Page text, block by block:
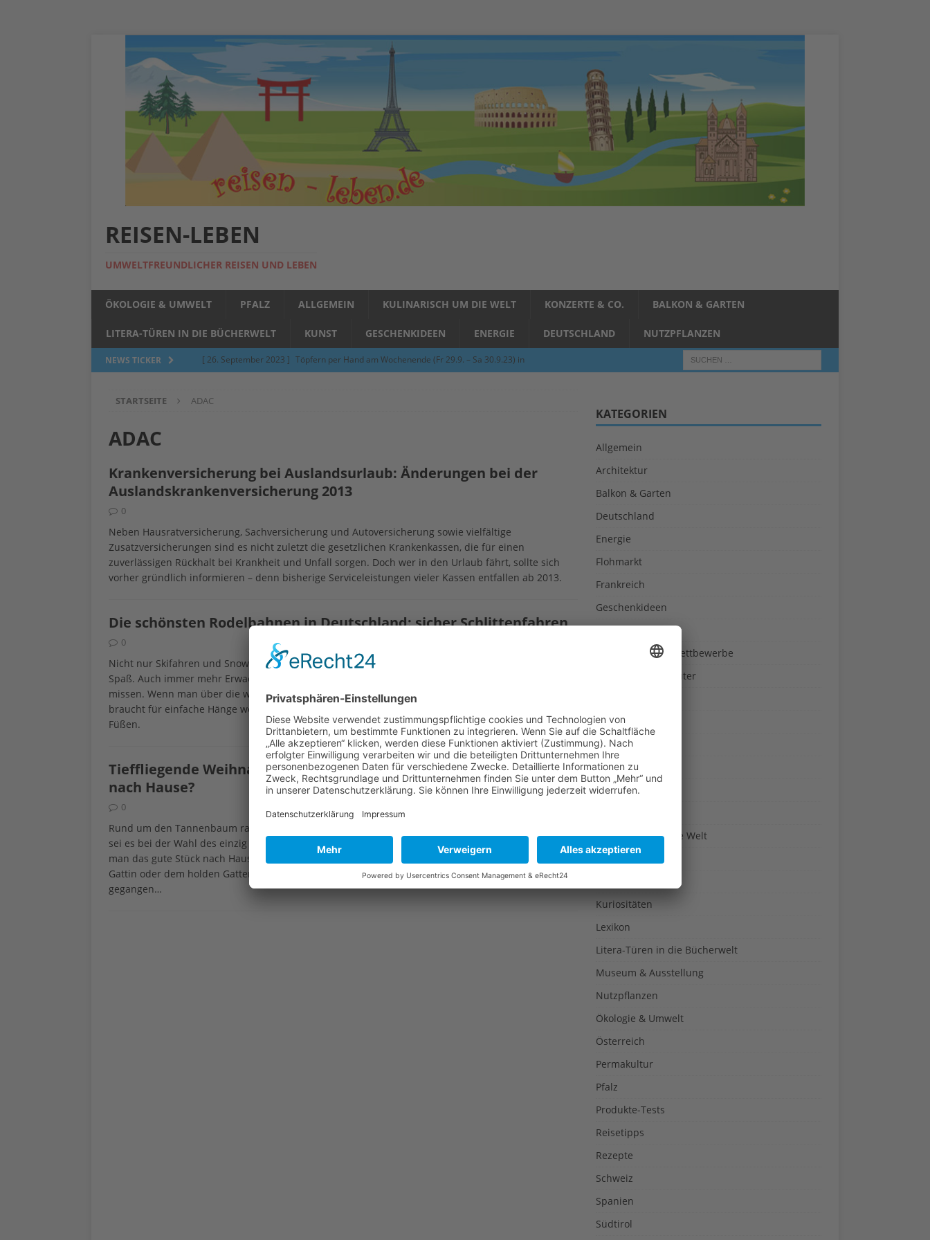
REISEN-LEBEN
UMWELTFREUNDLICHER REISEN UND LEBEN
ÖKOLOGIE & UMWELT PFALZ ALLGEMEIN KULINARISCH UM DIE WELT KONZERTE & CO. BALKON & GARTEN
LITERA-TÜREN IN DIE BÜCHERWELT KUNST GESCHENKIDEEN ENERGIE DEUTSCHLAND NUTZPFLANZEN
NEWS TICKER [ 26. September 2023 ] Töpfern per Hand am Wochenende (Fr 29.9. – Sa 30.9.23) in
[ 5. Juni 2023 ]
[ 24. März 2023 ] Töpfern per Hand am Abend in Limburgerhof
ALLGEMEIN
Spenden für Erdbebenhilfe in Syrien und der Türkei
Jucken auf acht Beinen…
GESUNDHEIT
STARTSEITE ADAC
ADAC
Krankenversicherung bei Auslandsurlaub: Änderungen bei der
Auslandskrankenversicherung 2013
0
Neben Hausratversicherung, Sachversicherung und Autoversicherung sowie vielfältige
Zusatzversicherungen sind es nicht zuletzt die gesetzlichen Krankenkassen, die für einen
zuverlässigen Rückhalt bei Krankheit und Unfall sorgen. Doch wer in den Urlaub fährt, sollte sich
vorher gründlich informieren – denn bisherige Serviceleistungen vieler Kassen entfallen ab 2013.
Die schönsten Rodelbahnen in Deutschland: sicher Schlittenfahren
0
Nicht nur Skifahren und Snowboarden ist in: Rodeln macht Laune und bringt nicht nur Kindern
Spaß. Auch immer mehr Erwachsene wollen die Gaudi der Abfahrt auf einer Winterrodelbahn nicht
missen. Wenn man über die weißen Hänge saust, werden Kindheitserinnerungen wach, und man
braucht für einfache Hänge weniger sportliche Fähigkeiten als beim Abfahren auf Brettern an den
Füßen.
Tieffliegende Weihnachtsbäume: Wie kommt der Tannenbaum
nach Hause?
0
Rund um den Tannenbaum ranken sich nicht nur Weihnachtsbräuche, sondern auch Streitpunkte –
sei es bei der Wahl des einzig wahren Christbaumes oder beim Tannenbaumtransport: Wie bringt
man das gute Stück nach Hause, das man gerade nach ausgiebigen Diskussionen mit der holden
Gattin oder dem holden Gatten so teuer erstanden hat? Wir sind dieser Frage auf den Grund
gegangen…
KATEGORIEN
Allgemein
Architektur
Balkon & Garten
Deutschland
Energie
Flohmarkt
Frankreich
Geschenkideen
Gewinnspiele & Wettbewerbe
Gewürze und Kräuter
Hochwasser
Ideen-Reich
Italien
Japan
Kulinarisch um die Welt
Kultur
Kuriositäten
Lexikon
Litera-Türen in die Bücherwelt
Museum & Ausstellung
Nutzpflanzen
Ökologie & Umwelt
Österreich
Permakultur
Pfalz
Produkte-Tests
Reisetipps
Rezepte
Schweiz
Spanien
Südtirol